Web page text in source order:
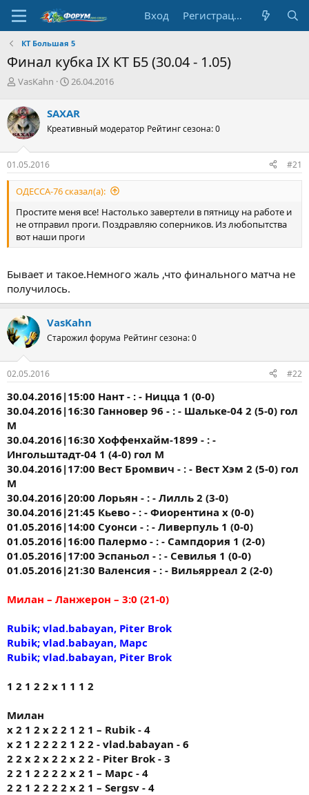
Вход Регистрация
КТ Большая 5
Финал кубка IX КТ Б5 (30.04 - 1.05)
А
т
о
р
т
е
м
ы
VasKahn
Д
а
н
ч
л
а
26.04.2016
SAXAR
Креативный модератор Рейтинг сезона: 0
01.05.2016 #21
ОДЕССА-76 сказал(а):
Простите меня все! Настолько завертели в пятницу на работе и
не отправил проги. Поздравляю соперников. Из любопытства
вот наши проги
Бывает и такое.Немного жаль ,что финального матча не
получилось.
VasKahn
Старожил форума Рейтинг сезона: 0
02.05.2016 #22
30.04.2016|15:00 Нант - : - Ницца 1 (0-0)
30.04.2016|16:30 Ганновер 96 - : - Шальке-04 2 (5-0) гол
М
30.04.2016|16:30 Хоффенхайм-1899 - : -
Ингольштадт-04 1 (4-0) гол М
30.04.2016|17:00 Вест Бромвич - : - Вест Хэм 2 (5-0) гол
М
30.04.2016|20:00 Лорьян - : - Лилль 2 (3-0)
30.04.2016|21:45 Кьево - : - Фиорентина х (0-0)
01.05.2016|14:00 Суонси - : - Ливерпуль 1 (0-0)
01.05.2016|16:00 Палермо - : - Сампдория 1 (2-0)
01.05.2016|17:00 Эспаньол - : - Севилья 1 (0-0)
01.05.2016|21:30 Валенсия - : - Вильярреал 2 (2-0)
Милан – Ланжерон – 3:0 (21-0)
Rubik; vlad.babayan, Piter Brok
Rubik; vlad.babayan, Марс
Rubik; vlad.babayan, Piter Brok
1 2 1 2 2 х 1 1 1 2
Милан
х 2 1 2 х 2 2 1 2 1 – Rubik - 4
х 2 1 2 2 2 2 1 2 2 - vlad.babayan - 6
2 2 x 2 x 2 2 x 2 2 - Piter Brok - 3
2 2 1 2 2 2 2 х 2 1 – Марс - 4
2 2 1 2 2 2 2 х 2 1 – Sergsv - 4